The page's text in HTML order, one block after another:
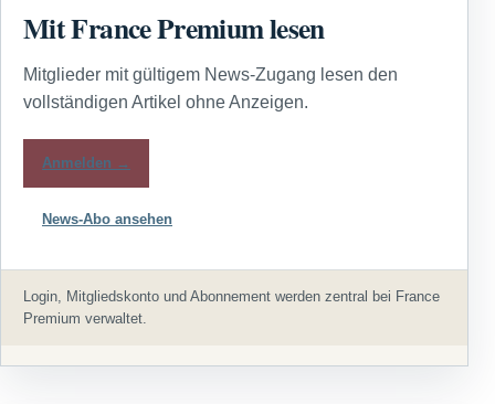
Mit France Premium lesen
Mitglieder mit gültigem News-Zugang lesen den
vollständigen Artikel ohne Anzeigen.
Anmelden →
News-Abo ansehen
Login, Mitgliedskonto und Abonnement werden zentral bei France
Premium verwaltet.